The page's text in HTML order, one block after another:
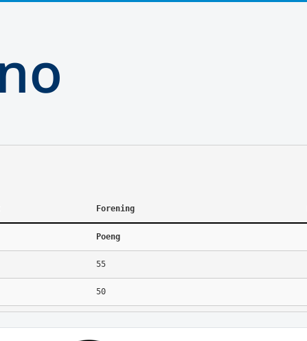
Forening
Poeng
55
50